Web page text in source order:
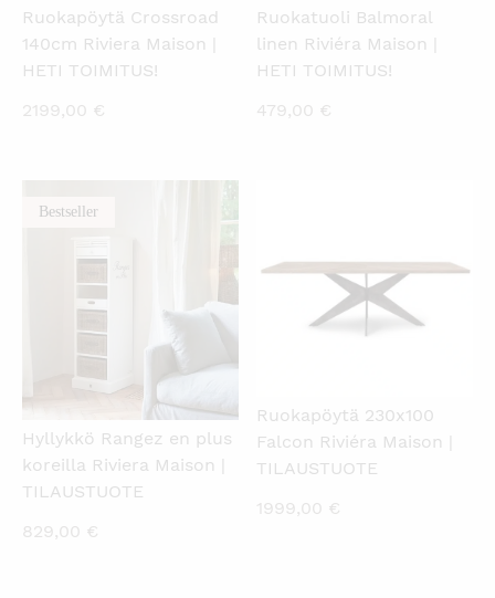
Ruokapöytä Crossroad
140cm Riviera Maison |
HETI TOIMITUS!
2199,00 €
Ruokatuoli Balmoral
linen Riviéra Maison |
HETI TOIMITUS!
479,00 €
BestsellerKATSO PIKANÄKYMÄ
Hyllykkö Rangez en plus
koreilla Riviera Maison |
TILAUSTUOTE
829,00 €
Ruokapöytä 230x100
Falcon Riviéra Maison |
TILAUSTUOTE
1999,00 €